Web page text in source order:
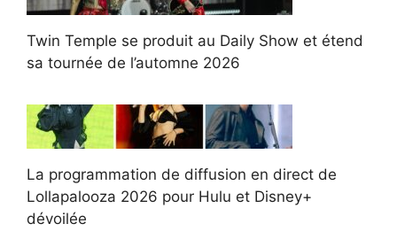
Twin Temple se produit au Daily Show et étend
sa tournée de l’automne 2026
La programmation de diffusion en direct de
Lollapalooza 2026 pour Hulu et Disney+
dévoilée